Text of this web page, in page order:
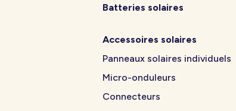
Batteries solaires
Accessoires solaires
Panneaux solaires individuels
Micro-onduleurs
Connecteurs